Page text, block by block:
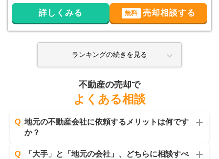
詳しくみる 無料 売却相談する
ランキングの続きを見る
不動産の売却で
よくある相談
Q 地元の不動産会社に依頼するメリットは何です
か？
Q
「大手」と「地元の会社」、どちらに相談すべ